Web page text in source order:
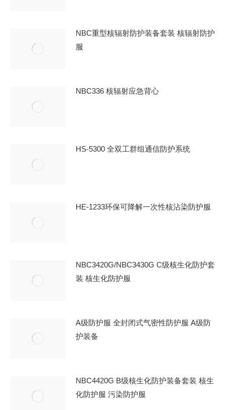
NBC重型核辐射防护装备套装 核辐射防护
服
NBC336 核辐射应急背心
HS-5300 全双工群组通信防护系统
HE-1233环保可降解一次性核沾染防护服
NBC3420G/NBC3430G C级核生化防护套
装 核生化防护服
A级防护服 全封闭式气密性防护服 A级防
护装备
NBC4420G B级核生化防护装备套装 核生
化防护服 污染防护服